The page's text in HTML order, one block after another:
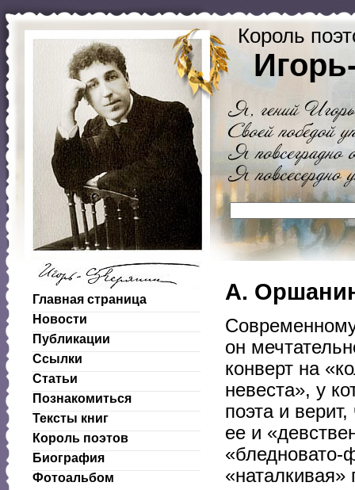
Король
Главная страница
Новости
Публикации
Ссылки
Статьи
Познакомиться
Тексты книг
Король поэтов
Биография
Фотоальбом
А.
он
конверт на
невеста», у
поэта и
ее и
«бледновато-